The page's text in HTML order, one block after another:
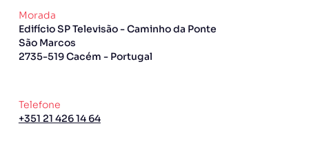
Morada
Edifício SP Televisão - Caminho da Ponte
São Marcos
2735-519 Cacém - Portugal
Telefone
+351 21 426 14 64